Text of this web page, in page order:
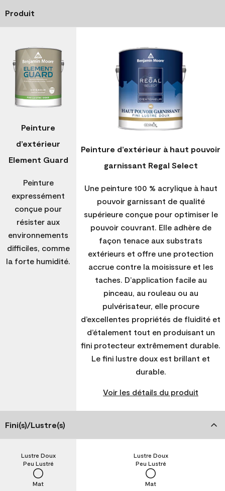
Produit
Peinture
d’extérieur
Element Guard
Peinture
expressément
conçue pour
résister aux
environnements
difficiles, comme
la forte humidité.
Peinture d’extérieur à haut pouvoir
garnissant Regal Select
Une peinture 100 % acrylique à haut
pouvoir garnissant de qualité
supérieure conçue pour optimiser le
pouvoir couvrant. Elle adhère de
façon tenace aux substrats
extérieurs et offre une protection
accrue contre la moisissure et les
taches. D’application facile au
pinceau, au rouleau ou au
pulvérisateur, elle procure
d’excellentes propriétés de fluidité et
d’étalement tout en produisant un
fini protecteur extrêmement durable.
Le fini lustre doux est brillant et
durable.
Voir les détails du produit
Fini(s)/Lustre(s)
Mat
Peu Lustré
Lustre Doux
Mat
Peu Lustré
Lustre Doux